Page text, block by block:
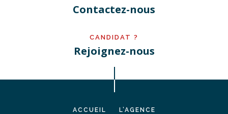
Contactez-nous
CANDIDAT ?
Rejoignez-nous
ACCUEIL L’AGENCE